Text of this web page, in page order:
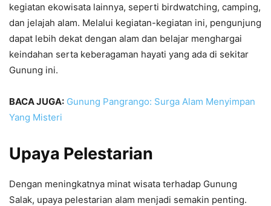
kegiatan ekowisata lainnya, seperti birdwatching, camping,
dan jelajah alam. Melalui kegiatan-kegiatan ini, pengunjung
dapat lebih dekat dengan alam dan belajar menghargai
keindahan serta keberagaman hayati yang ada di sekitar
Gunung ini.
BACA JUGA: Gunung Pangrango: Surga Alam Menyimpan
Yang Misteri
Upaya Pelestarian
Dengan meningkatnya minat wisata terhadap Gunung
Salak, upaya pelestarian alam menjadi semakin penting.